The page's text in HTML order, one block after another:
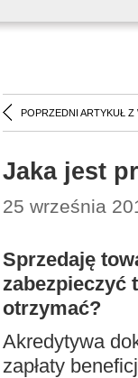
POPRZEDNI ARTYKUŁ Z
Jaka jest
25 września
Sprzedaję
zabezpieczyć
otrzymać?
Akredytywa
zapłaty